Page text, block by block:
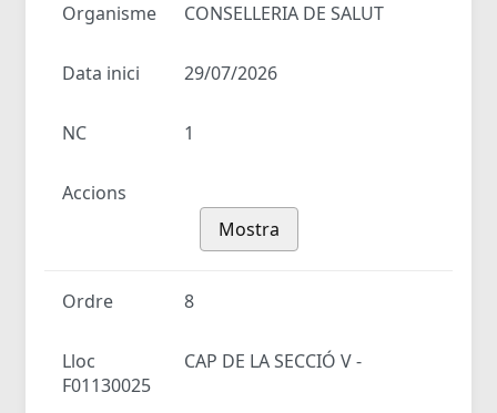
Organisme CONSELLERIA DE SALUT
Data inici 29/07/2026
NC 1
Accions
Mostra
Ordre 8
Lloc
CAP DE LA SECCIÓ V -
F01130025